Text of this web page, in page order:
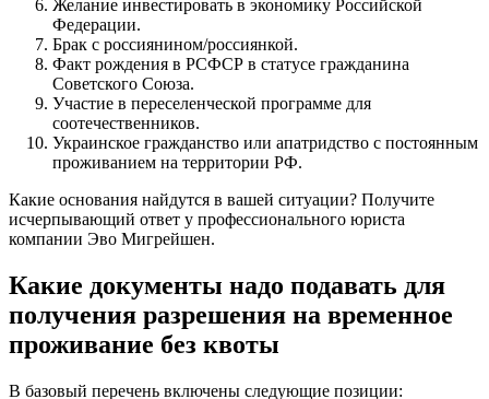
Желание инвестировать в экономику Российской
Федерации.
Брак с россиянином/россиянкой.
Факт рождения в РСФСР в статусе гражданина
Советского Союза.
Участие в переселенческой программе для
соотечественников.
Украинское гражданство или апатридство с постоянным
проживанием на территории РФ.
Какие основания найдутся в вашей ситуации? Получите
исчерпывающий ответ у профессионального юриста
компании Эво Мигрейшен.
Какие документы надо подавать для
получения разрешения на временное
проживание без квоты
В базовый перечень включены следующие позиции: